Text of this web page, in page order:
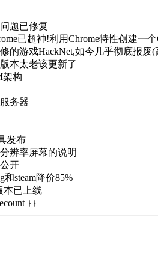
题已修复
已超神!利用Chrome特性创建一个
的游戏HackNet,如今几乎彻底报废
本太老该更新了
架构
务器
发布
辨率屏幕的说明
开
steam降价85%
本已上线
}}